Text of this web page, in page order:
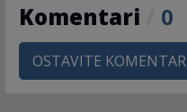
Komentari 0
OSTAVITE KOMENTAR